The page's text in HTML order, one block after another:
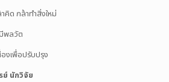
กล้าทำสิ่งใหม่
พลวัต
เพื่อปรับปรุง
ย์ นักวิจัย